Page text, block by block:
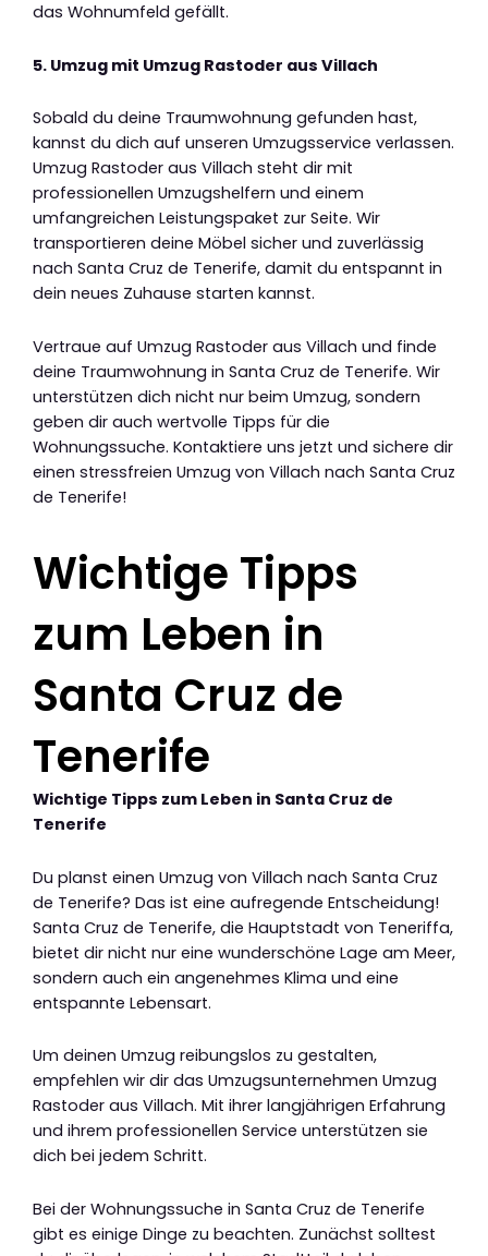
das Wohnumfeld gefällt.
5. Umzug mit Umzug Rastoder aus Villach
Sobald du deine Traumwohnung gefunden hast,
kannst du dich auf unseren Umzugsservice verlassen.
Umzug Rastoder aus Villach steht dir mit
professionellen Umzugshelfern und einem
umfangreichen Leistungspaket zur Seite. Wir
transportieren deine Möbel sicher und zuverlässig
nach Santa Cruz de Tenerife, damit du entspannt in
dein neues Zuhause starten kannst.
Vertraue auf Umzug Rastoder aus Villach und finde
deine Traumwohnung in Santa Cruz de Tenerife. Wir
unterstützen dich nicht nur beim Umzug, sondern
geben dir auch wertvolle Tipps für die
Wohnungssuche. Kontaktiere uns jetzt und sichere dir
einen stressfreien Umzug von Villach nach Santa Cruz
de Tenerife!
Wichtige Tipps
zum Leben in
Santa Cruz de
Tenerife
Wichtige Tipps zum Leben in Santa Cruz de
Tenerife
Du planst einen Umzug von Villach nach Santa Cruz
de Tenerife? Das ist eine aufregende Entscheidung!
Santa Cruz de Tenerife, die Hauptstadt von Teneriffa,
bietet dir nicht nur eine wunderschöne Lage am Meer,
sondern auch ein angenehmes Klima und eine
entspannte Lebensart.
Um deinen Umzug reibungslos zu gestalten,
empfehlen wir dir das Umzugsunternehmen Umzug
Rastoder aus Villach. Mit ihrer langjährigen Erfahrung
und ihrem professionellen Service unterstützen sie
dich bei jedem Schritt.
Bei der Wohnungssuche in Santa Cruz de Tenerife
gibt es einige Dinge zu beachten. Zunächst solltest